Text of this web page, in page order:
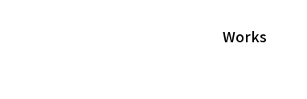
Works